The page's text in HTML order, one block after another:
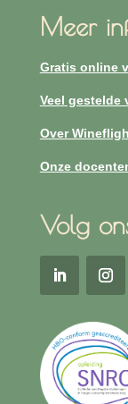
Meer
Gratis online
Veel gestelde
Over
Onze
Volg